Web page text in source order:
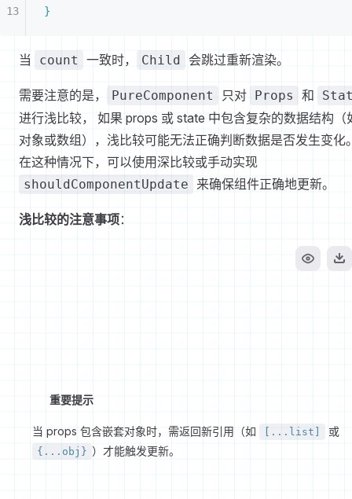
}
当 count 一致时， Child 会跳过重新渲染。
需要注意的是， PureComponent 只对 Props 和
进行浅比较， 如果 props 或 state 中包含复杂的数据结构（
对象或数组），浅比较可能无法正确判断数据是否发生变化
在这种情况下，可以使用深比较或手动实现
shouldComponentUpdate 来确保组件正确地更新。
浅比较的注意事项：
重要提示
当 props 包含嵌套对象时，需返回新引用（如 [...list] 或
{...obj} ）才能触发更新。